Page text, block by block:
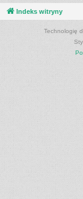
Indeks witryny
Technologię